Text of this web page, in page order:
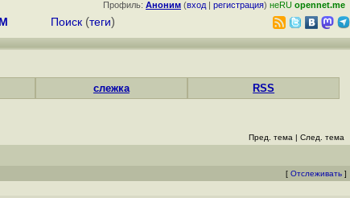
Профиль: Аноним (вход | регистрация) неRU opennet.me
Поиск (теги)
слежка RSS
Пред. тема | След. тема
[ Отслеживать ]